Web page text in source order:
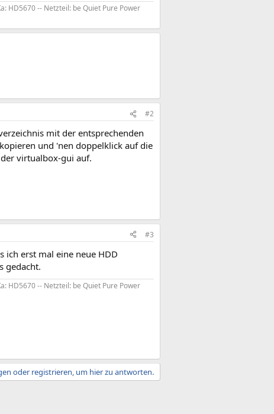
HD5670 -- Netzteil: be Quiet Pure Power
#2
mit der entsprechenden
und 'nen doppelklick auf die
virtualbox-gui auf.
#3
ich erst mal eine neue HDD
gedacht.
HD5670 -- Netzteil: be Quiet Pure Power
oder registrieren, um hier zu antworten.